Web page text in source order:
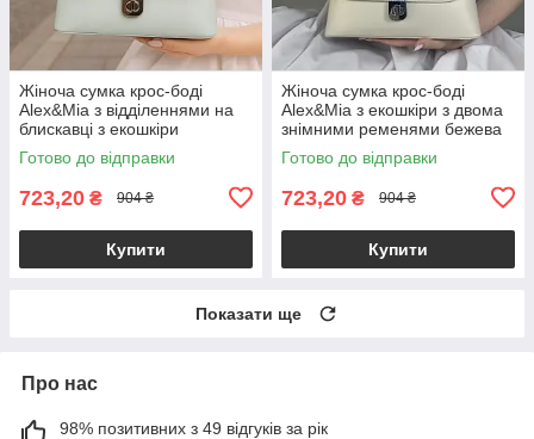
Жіноча сумка крос-боді
Alex&Mia з відділеннями на
блискавці з екошкіри
блакитна
Готово до відправки
723,20 ₴ 904 ₴
Купити
Жіноча сумка крос-боді
Alex&Mia з екошкіри з двома
знімними ременями бежева
Готово до відправки
723,20 ₴ 904 ₴
Купити
Показати ще
Про нас
98% позитивних з 49 відгуків за рік